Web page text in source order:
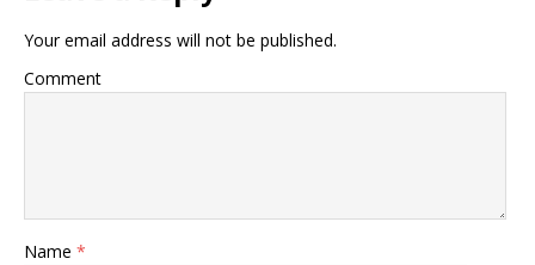
Your email address will not be published.
Comment
Name *